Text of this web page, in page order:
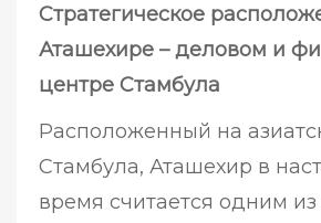
Стратегическое
Аташехире – деловом и
центре Стамбула
Расположенный на
Стамбула, Аташехир в
время считается одним